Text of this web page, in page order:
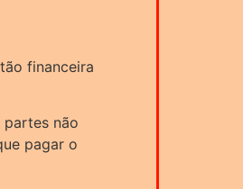
financeira
não
pagar o